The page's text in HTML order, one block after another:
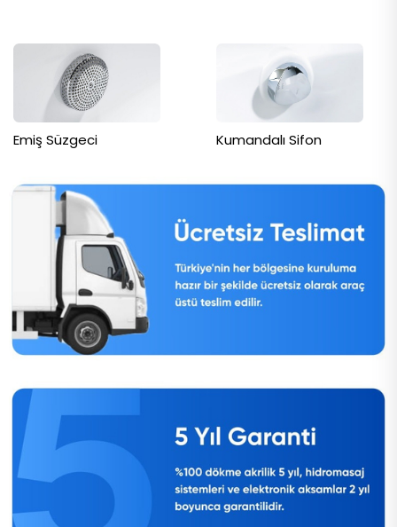
Emiş Süzgeci Kumandalı Sifon